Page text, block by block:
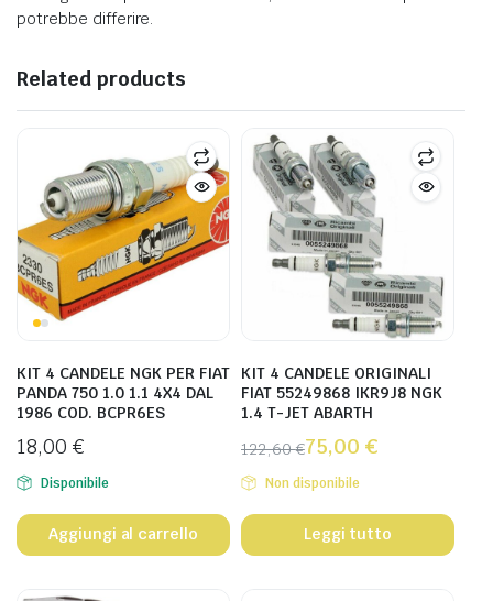
potrebbe differire.
Related products
KIT 4 CANDELE NGK PER FIAT
PANDA 750 1.0 1.1 4X4 DAL
1986 COD. BCPR6ES
18,00 €
Disponibile
Aggiungi al carrello
KIT 4 CANDELE ORIGINALI
FIAT 55249868 IKR9J8 NGK
1.4 T-JET ABARTH
122,60€75,00 €
Non disponibile
Leggi tutto